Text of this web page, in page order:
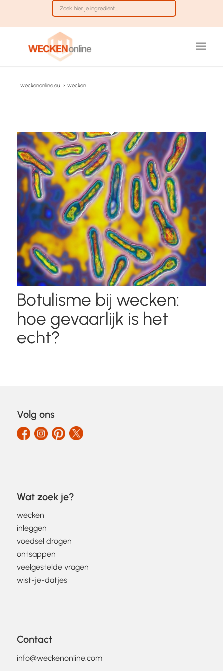
weckenonline.eu › wecken
Botulisme bij wecken:
hoe gevaarlijk is het
echt?
Volg ons
Wat zoek je?
wecken
inleggen
voedsel drogen
ontsappen
veelgestelde vragen
wist-je-datjes
Contact
info@weckenonline.com